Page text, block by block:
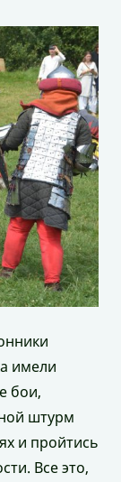
имели
бои,
штурм
и пройтись
Все это,